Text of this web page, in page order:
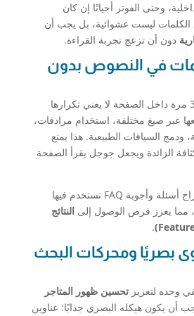
وحتى الفوتر أحيانًا إن كان
ليست عشوائية، بل يجب أن
دون أن تزعج تجربة القراءة.
في النصوص بدون
وجود الكلمة الدلالية 30 مرة داخل الصفحة لا يعني تكرارها
عبر صيغ مختلفة، استخدام مرادفات،
ودمج السياقات الطبيعية. هذا يمنع
الزائدة ويجعل جوجل يقرأ الصفحة
يمكن الاستفادة من إدراج أسئلة وأجوبة FAQ تستخدم فيها
مما يعزز فرص الوصول إلى النتائج
.
بصريًا ومحركات البحث
وحده لتعزيز تحسين ظهور المتاجر
أن يكون هيكله البصري جذابًا: عناوين